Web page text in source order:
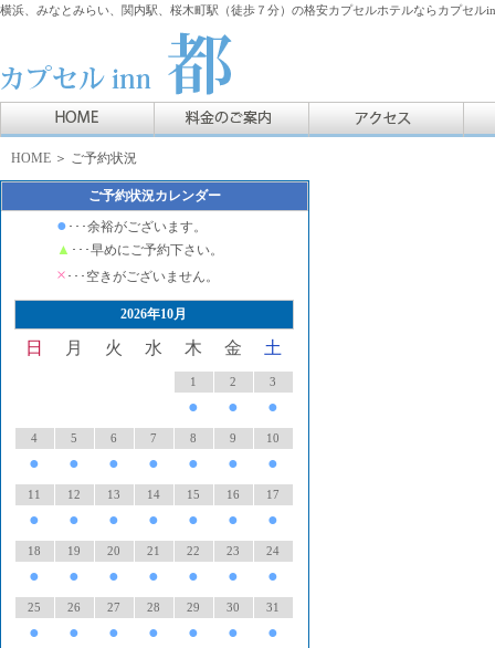
横浜、みなとみらい、関内駅、桜木町駅（徒歩７分）の格安カプセルホテルならカプセル
HOME ＞ ご予約状況
ご予約状況カレンダー
● ･･･余裕がございます。
▲ ･･･早めにご予約下さい。
× ･･･空きがございません。
2026年10月
日 月 火 水 木 金 土
1
●
2
●
3
●
4
●
5
●
6
●
7
●
8
●
9
●
10
●
11
●
12
●
13
●
14
●
15
●
16
●
17
●
18
●
19
●
20
●
21
●
22
●
23
●
24
●
25
●
26
●
27
●
28
●
29
●
30
●
31
●